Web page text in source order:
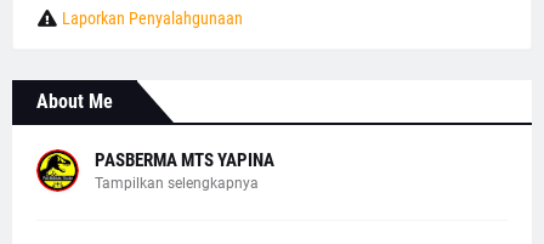
Laporkan Penyalahgunaan
About Me
PASBERMA MTS YAPINA
Tampilkan selengkapnya